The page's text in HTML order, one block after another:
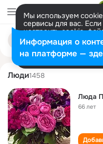
Мы используем
сервисы для вас.
настроить cookie-
представитель.
Разрешить все
Поиск
людям
lyuda ponomarenko
Люди1458
Люда
66 лет
Информация о
на платформе —